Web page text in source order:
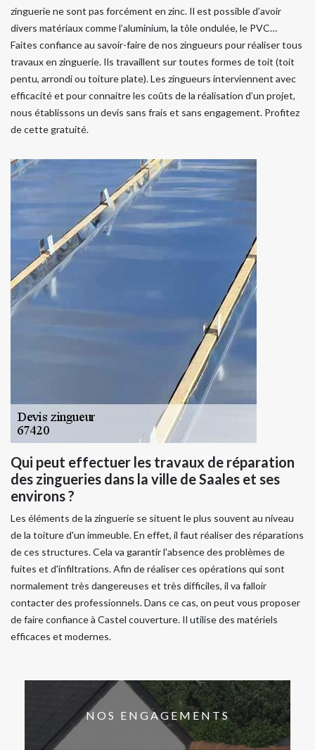
zinguerie ne sont pas forcément en zinc. Il est possible d’avoir
divers matériaux comme l’aluminium, la tôle ondulée, le PVC…
Faites confiance au savoir-faire de nos zingueurs pour réaliser tous
travaux en zinguerie. Ils travaillent sur toutes formes de toit (toit
pentu, arrondi ou toiture plate). Les zingueurs interviennent avec
efficacité et pour connaitre les coûts de la réalisation d’un projet,
nous établissons un devis sans frais et sans engagement. Profitez
de cette gratuité.
Qui peut effectuer les travaux de réparation
des zingueries dans la ville de Saales et ses
environs ?
Les éléments de la zinguerie se situent le plus souvent au niveau
de la toiture d'un immeuble. En effet, il faut réaliser des réparations
de ces structures. Cela va garantir l'absence des problèmes de
fuites et d'infiltrations. Afin de réaliser ces opérations qui sont
normalement très dangereuses et très difficiles, il va falloir
contacter des professionnels. Dans ce cas, on peut vous proposer
de faire confiance à Castel couverture. Il utilise des matériels
efficaces et modernes.
NOS ENGAGEMENTS